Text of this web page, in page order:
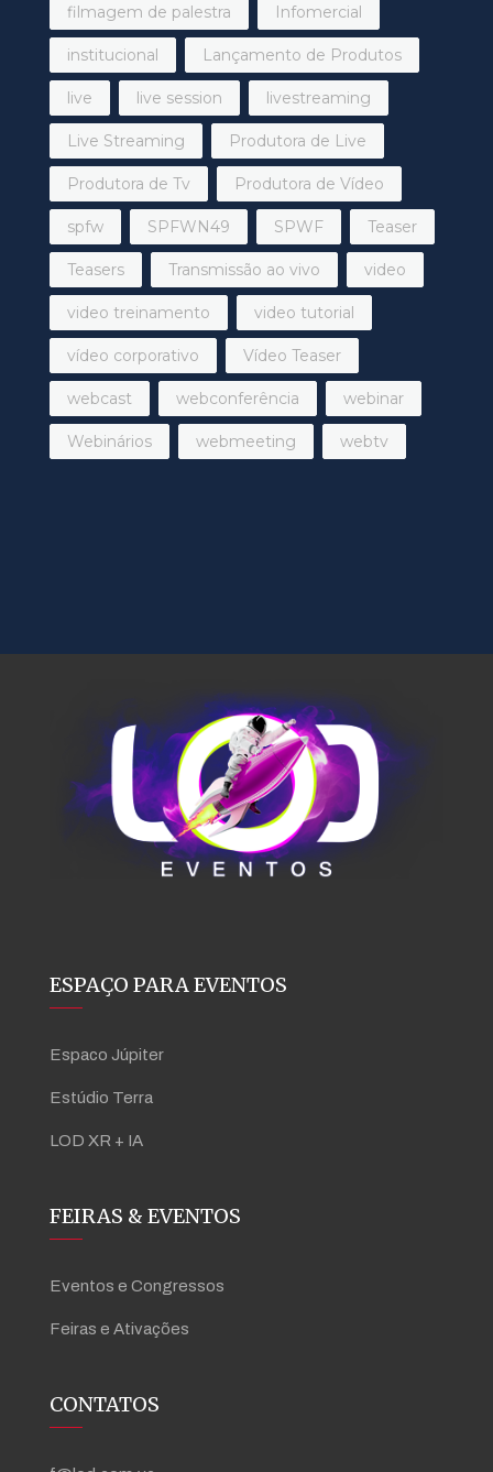
filmagem de palestra Infomercial
institucional Lançamento de Produtos
live live session livestreaming
Live Streaming Produtora de Live
Produtora de Tv Produtora de Vídeo
spfw SPFWN49 SPWF Teaser
Teasers Transmissão ao vivo video
video treinamento video tutorial
vídeo corporativo Vídeo Teaser
webcast webconferência webinar
Webinários webmeeting webtv
ESPAÇO PARA EVENTOS
Espaco Júpiter
Estúdio Terra
LOD XR + IA
FEIRAS & EVENTOS
Eventos e Congressos
Feiras e Ativações
CONTATOS